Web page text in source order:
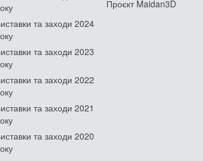
та заходи 2024
та заходи 2023
та заходи 2022
та заходи 2021
та заходи 2020
Проєкт Maidan3D